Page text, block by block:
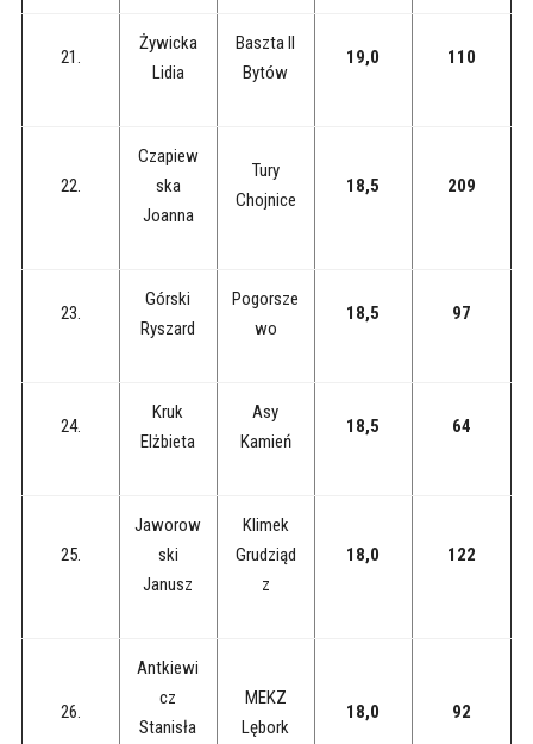
21.
Żywicka
Lidia
Baszta II
Bytów
19,0 110
22.
Czapiew
ska
Joanna
Tury
Chojnice
18,5 209
23.
Górski
Ryszard
Pogorsze
wo
18,5 97
24.
Kruk
Elżbieta
Asy
Kamień
18,5 64
25.
Jaworow
ski
Janusz
Klimek
Grudziąd
z
18,0 122
26.
Antkiewi
cz
Stanisła
MEKZ
Lębork
18,0 92